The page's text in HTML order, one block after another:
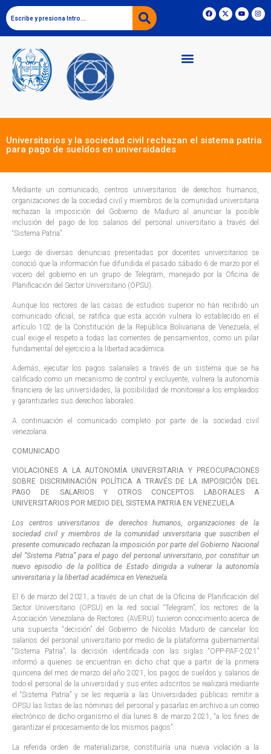
Universitarios y la sociedad civil rechazan el sistema patria
para pago de sueldos en universidades
Mediante un comunicado, centros universitarios de derechos humanos,
organizaciones de la sociedad civil y miembros de la comunidad universitaria
rechazan la imposición del Gobierno de Maduro al anunciar la posible
inclusión del pago de los salarios del personal universitario a través del
“Sistema Patria”.
Luego de diversas denuncias presentadas por docentes universitarios se
conoció que la información fue difundida el pasado sábado 6 de marzo por el
vocero del gobierno en un grupo de Telegram, manejado por la Oficina de
Planificación del Sector Universitario (OPSU).
Aunque los rectores de las casas de estudios superior no han recibido un
comunicado oficial, se ratifica que esta acción vulnera lo establecido en el
artículo 102 de la Constitución de la República Bolivariana de Venezuela, el
cual exige el respeto a todas las corrientes de pensamientos, como un pilar
fundamental del ejercicio a la libertad académica.
Además, ejecutar los pagos salariales a través de un sistema que se ha
calificado como un mecanismo de control y excluyente, vulnera la autonomía
financiera de las universidades, la posibilidad de monitorear a los empleados
y garantizarles sus derechos laborales.
A continuación el comunicado completo por parte de la sociedad civil
venezolana.
COMUNICADO
VIOLACIONES A LA AUTONOMÍA UNIVERSITARIA Y PREOCUPACIONES
SOBRE DISCRIMINACIÓN POLÍTICA A TRAVÉS DE LA IMPOSICIÓN DEL
PAGO DE SALARIOS Y OTROS CONCEPTOS LABORALES A
UNIVERSITARIOS POR MEDIO DEL SISTEMA PATRIA EN VENEZUELA
Los centros universitarios de derechos humanos, organizaciones de la
sociedad civil y miembros de la comunidad universitaria que suscriben el
presente comunicado rechazan la imposición por parte del Gobierno Nacional
del “Sistema Patria” para el pago del personal universitario, por constituir un
nuevo episodio de la política de Estado dirigida a vulnerar la autonomía
universitaria y la libertad académica en Venezuela.
El 6 de marzo del 2021, a través de un chat de la Oficina de Planificación del
Sector Universitario (OPSU) en la red social “Telegram”, los rectores de la
Asociación Venezolana de Rectores (AVERU) tuvieron conocimiento acerca de
una supuesta “decisión” del Gobierno de Nicolás Maduro de cancelar los
salarios del personal universitario por medio de la plataforma gubernamental
“Sistema Patria”; la decisión identificada con las siglas “OPP-PAF-2021”
informó a quienes se encuentran en dicho chat que a partir de la primera
quincena del mes de marzo del año 2021, los pagos de sueldos y salarios de
todo el personal de la universidad y sus entes adscritos se realizará mediante
el “Sistema Patria” y se les requería a las Universidades públicas remitir a
OPSU las listas de las nóminas del personal y pasarlas en archivo a un correo
electrónico de dicho organismo el día lunes 8 de marzo 2021, “a los fines de
garantizar el procesamiento de los mismos pagos”.
La referida orden de materializarse, constituiría una nueva violación a la